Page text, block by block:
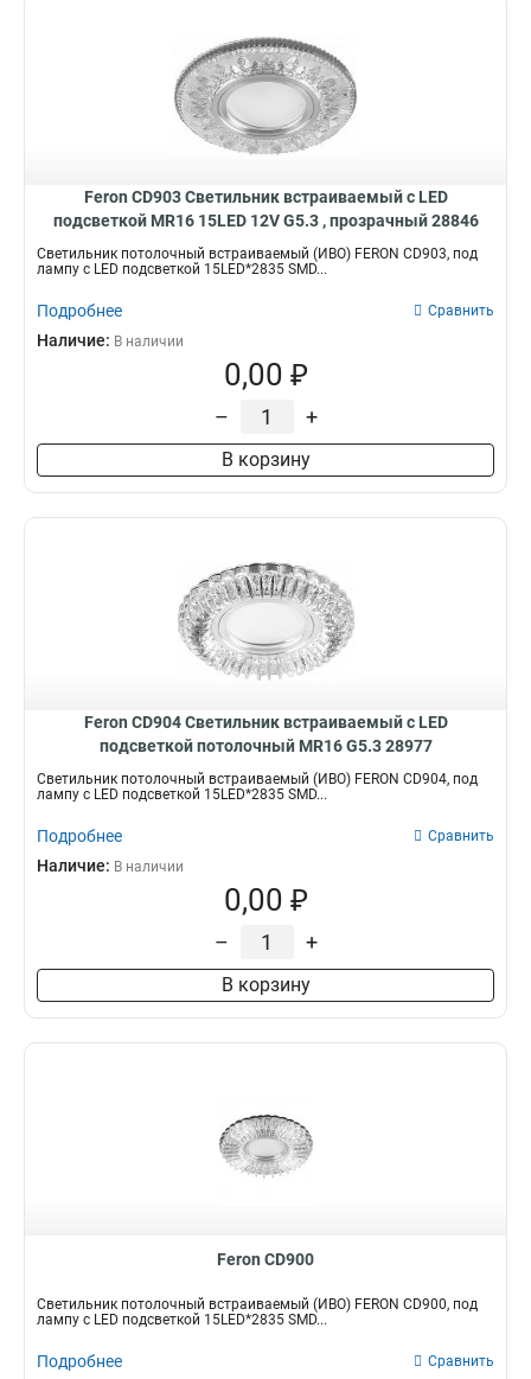
Feron CD903 Светильник встраиваемый с LED
подсветкой MR16 15LED 12V G5.3 , прозрачный 28846
Светильник потолочный встраиваемый (ИВО) FERON CD903, под
лампу с LED подсветкой 15LED*2835 SMD...
Подробнее Сравнить
Наличие: В наличии
0,00 ₽
– +
В корзину
Feron CD904 Светильник встраиваемый с LED
подсветкой потолочный MR16 G5.3 28977
Светильник потолочный встраиваемый (ИВО) FERON CD904, под
лампу с LED подсветкой 15LED*2835 SMD...
Подробнее Сравнить
Наличие: В наличии
0,00 ₽
– +
В корзину
Feron CD900
Светильник потолочный встраиваемый (ИВО) FERON CD900, под
лампу с LED подсветкой 15LED*2835 SMD...
Подробнее Сравнить